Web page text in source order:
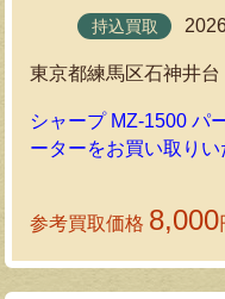
持込買取
東京都練馬区石神井台
シャープ MZ-1500 パ
ーターをお買い取り
参考買取価格 8,000